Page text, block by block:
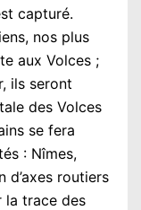
capturé.
nos plus
aux Volces ;
ils seront
des Volces
se fera
: Nîmes,
routiers
la trace des